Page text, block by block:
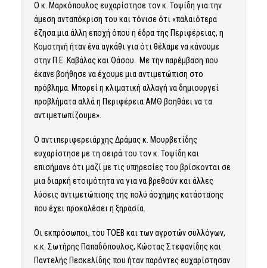
Ο κ. Μαρκόπουλος ευχαρίστησε τον κ. Τοψίδη για την
άμεση ανταπόκριση του και τόνισε ότι «παλαιότερα
έζησα μια άλλη εποχή όπου η έδρα της Περιφέρειας, η
Κομοτηνή ήταν ένα αγκάθι για ότι θέλαμε να κάνουμε
στην Π.Ε. Καβάλας και Θάσου. Με την παρέμβαση που
έκανε βοήθησε να έχουμε μια αντιμετώπιση στο
πρόβλημα. Μπορεί η κλιματική αλλαγή να δημιουργεί
προβλήματα αλλά η Περιφέρεια ΑΜΘ βοηθάει να τα
αντιμετωπίζουμε».
Ο αντιπεριφερειάρχης Δράμας κ. Μουρβετίδης
ευχαρίστησε με τη σειρά του τον κ. Τοψίδη και
επισήμανε ότι μαζί με τις υπηρεσίες του βρίσκονται σε
μια διαρκή ετοιμότητα να για να βρεθούν και άλλες
λύσεις αντιμετώπισης της πολύ άσχημης κατάστασης
που έχει προκαλέσει η ξηρασία.
Οι εκπρόσωποι, του ΤΟΕΒ και των αγροτών συλλόγων,
κ.κ. Σωτήρης Παπαδόπουλος, Κώστας Στεφανίδης και
Παντελής Πεσκελίδης που ήταν παρόντες ευχαρίστησαν